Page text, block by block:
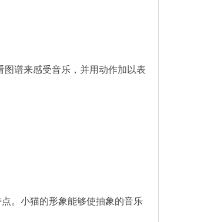
谱来感受音乐，并用动作加以表
。小猫的形象能够使抽象的音乐